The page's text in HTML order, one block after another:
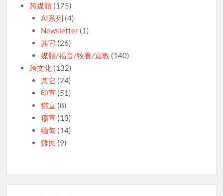
跨媒體 (175)
AI系列 (4)
Newsletter(1)
其它 (26)
媒體/福音/牧養/宣教 (140)
跨文化 (132)
其它 (24)
印宣 (51)
猶宣 (8)
穆宣 (13)
緬甸 (14)
難民 (9)